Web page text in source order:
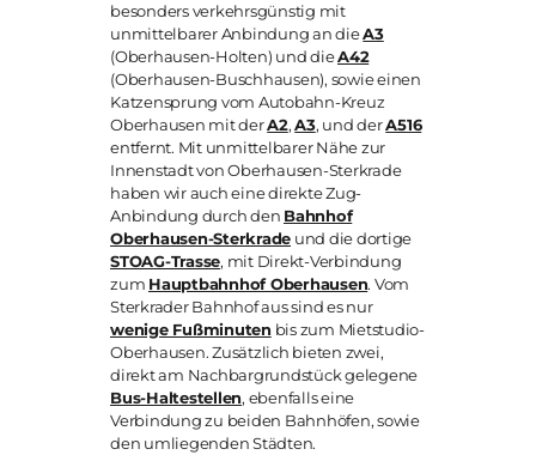
besonders verkehrsgünstig mit
unmittelbarer Anbindung an dieA3
(Oberhausen-Holten) und dieA42
(Oberhausen-Buschhausen), sowie einen
Katzensprung vom Autobahn-Kreuz
Oberhausen mit derA2,A3, und derA516
entfernt. Mit unmittelbarer Nähe zur
Innenstadt von Oberhausen-Sterkrade
haben wir auch eine direkte Zug-
Anbindung durch den Bahnhof
Oberhausen-Sterkrade und die dortige
STOAG-Trasse, mit Direkt-Verbindung
zum Hauptbahnhof Oberhausen. Vom
Sterkrader Bahnhof aus sind es nur
wenige Fußminuten bis zum Mietstudio-
Oberhausen. Zusätzlich bieten zwei,
direkt am Nachbargrundstück gelegene
Bus-Haltestellen, ebenfalls eine
Verbindung zu beiden Bahnhöfen, sowie
den umliegenden Städten.